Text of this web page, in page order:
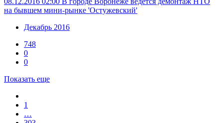
на бывшем мини-рынке 'Остужевский'
Декабрь 2016
748
0
0
Показать еще
1
…